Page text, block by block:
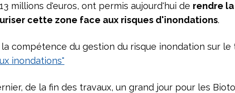
millions d'euros, ont permis aujourd'hui de rendre
cette zone face aux risques d'inondations.
compétence du gestion du risque inondation sur le
inondations"
de la fin des travaux, un grand jour pour les